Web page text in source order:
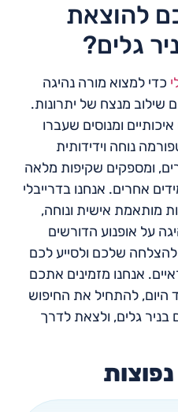
להוצאת
גלים?
כדי למצוא מורה נהיגה
שילוב מנצח של יתרונות.
ומנוסים שעברו
נוחה וידידותית
ומספקים שקיפות מלאה
אחרים. אנחנו בדרייבלי
מותאמת אישית ונוחה,
על אופנוע הדורשים
להצלחה שלכם ולסייע לכם
אנחנו מזמינים אתכם
היום, להתחיל את החיפוש
גלים, ולצאת לדרך